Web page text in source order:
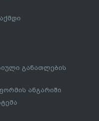
განათლების
ანგარიში